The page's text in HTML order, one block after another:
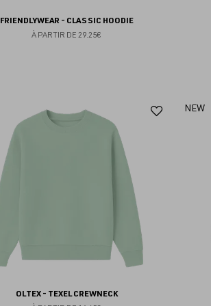
FRIENDLYWEAR - CLASSIC HOODIE
À PARTIR DE 29.25€
OLTEX - TEXEL CREWNECK
Ajouter
NEW